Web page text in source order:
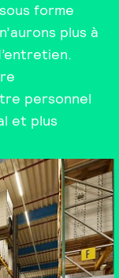
forme
plus à
personnel
et plus